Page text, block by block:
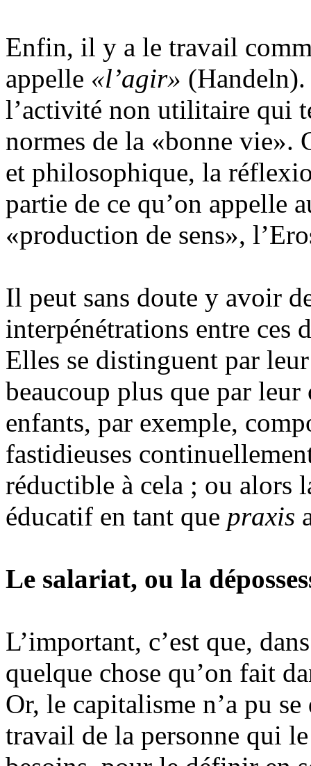
Enfin, il y a le travail
appelle «l’agir»
l’activité non utilitaire qui
normes de la «bonne vie».
et philosophique, la
partie de ce qu’on appelle
«production de sens»,
Il peut sans doute y avoir
interpénétrations entre ces
Elles se distinguent par
beaucoup plus que par
enfants, par exemple,
fastidieuses
réductible à cela ; ou alors
éducatif en tant que praxis
Le salariat, ou la
L’important, c’est que,
quelque chose qu’on fait
Or, le capitalisme n’a pu
travail de la personne qui